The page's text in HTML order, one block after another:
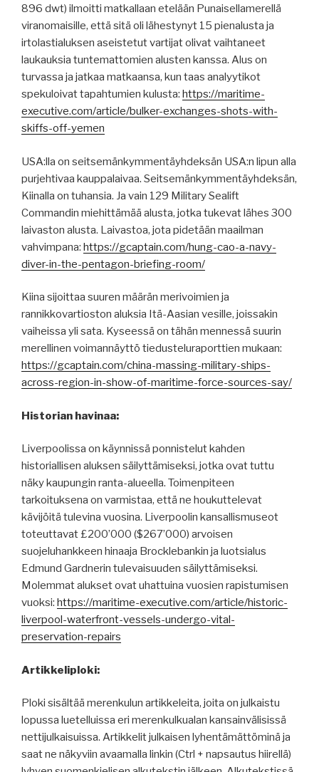
896 dwt) ilmoitti matkallaan etelään Punaisellamerellä
viranomaisille, että sitä oli lähestynyt 15 pienalusta ja
irtolastialuksen aseistetut vartijat olivat vaihtaneet
laukauksia tuntemattomien alusten kanssa. Alus on
turvassa ja jatkaa matkaansa, kun taas analyytikot
spekuloivat tapahtumien kulusta: https://maritime-
executive.com/article/bulker-exchanges-shots-with-
skiffs-off-yemen
USA:lla on seitsemänkymmentäyhdeksän USA:n lipun alla
purjehtivaa kauppalaivaa. Seitsemänkymmentäyhdeksän,
Kiinalla on tuhansia. Ja vain 129 Military Sealift
Commandin miehittämää alusta, jotka tukevat lähes 300
laivaston alusta. Laivastoa, jota pidetään maailman
vahvimpana: https://gcaptain.com/hung-cao-a-navy-
diver-in-the-pentagon-briefing-room/
Kiina sijoittaa suuren määrän merivoimien ja
rannikkovartioston aluksia Itä-Aasian vesille, joissakin
vaiheissa yli sata. Kyseessä on tähän mennessä suurin
merellinen voimannäyttö tiedusteluraporttien mukaan:
https://gcaptain.com/china-massing-military-ships-
across-region-in-show-of-maritime-force-sources-say/
Historian havinaa:
Liverpoolissa on käynnissä ponnistelut kahden
historiallisen aluksen säilyttämiseksi, jotka ovat tuttu
näky kaupungin ranta-alueella. Toimenpiteen
tarkoituksena on varmistaa, että ne houkuttelevat
kävijöitä tulevina vuosina. Liverpoolin kansallismuseot
toteuttavat £200’000 ($267’000) arvoisen
suojeluhankkeen hinaaja Brocklebankin ja luotsialus
Edmund Gardnerin tulevaisuuden säilyttämiseksi.
Molemmat alukset ovat uhattuina vuosien rapistumisen
vuoksi: https://maritime-executive.com/article/historic-
liverpool-waterfront-vessels-undergo-vital-
preservation-repairs
Artikkeliploki:
Ploki sisältää merenkulun artikkeleita, joita on julkaistu
lopussa luetelluissa eri merenkulkualan kansainvälisissä
nettijulkaisuissa. Artikkelit julkaisen lyhentämättöminä ja
saat ne näkyviin avaamalla linkin (Ctrl + napsautus hiirellä)